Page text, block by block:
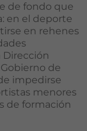
de fondo que
en el deporte
en rehenes
Dirección
de
impedirse
menores
de formación